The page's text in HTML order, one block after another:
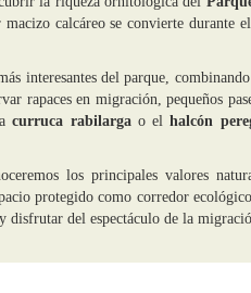
calcáreo se convierte durante
interesantes del parque,
rapaces en migración, pequeños
curruca rabilargao elhalcón
los principales valores
protegido como corredor
disfrutar del espectáculo de la